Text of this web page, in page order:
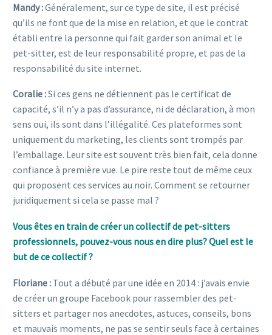
Mandy :Généralement, sur ce type de site, il est précisé
qu’ils ne font que de la mise en relation, et que le contrat
établi entre la personne qui fait garder son animal et le
pet-sitter, est de leur responsabilité propre, et pas de la
responsabilité du site internet.
Coralie :Si ces gens ne détiennent pas le certificat de
capacité, s’il n’y a pas d’assurance, ni de déclaration, à mon
sens oui, ils sont dans l’illégalité. Ces plateformes sont
uniquement du marketing, les clients sont trompés par
l’emballage. Leur site est souvent très bien fait, cela donne
confiance à première vue. Le pire reste tout de même ceux
qui proposent ces services au noir. Comment se retourner
juridiquement si cela se passe mal ?
Vous êtes en train de créer un collectif de pet-sitters
professionnels, pouvez-vous nous en dire plus? Quel est le
but de ce collectif ?
Floriane : Tout a débuté par une idée en 2014 : j’avais envie
de créer un groupe Facebook pour rassembler des pet-
sitters et partager nos anecdotes, astuces, conseils, bons
et mauvais moments, ne pas se sentir seuls face à certaines